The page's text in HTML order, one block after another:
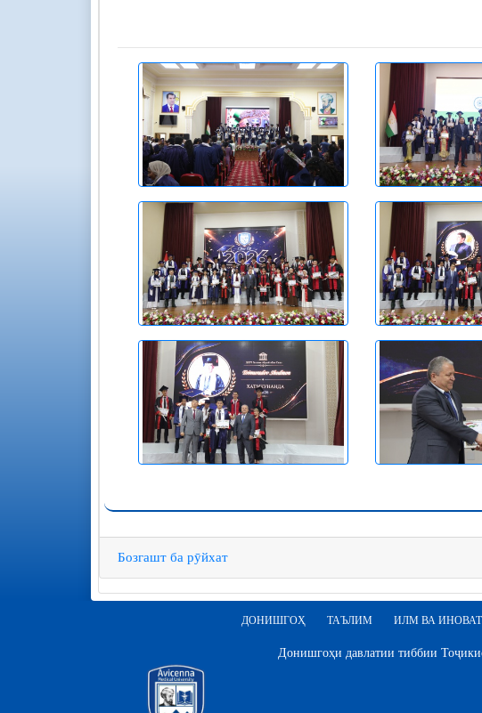
Бозгашт ба рӯйхат
ДОНИШГОҲ ТАЪЛИМ ИЛМ ВА
Донишгоҳи давлатии тиббии